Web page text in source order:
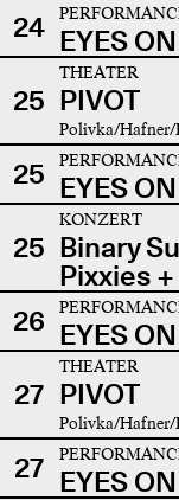
24 EYES
25
THEATER
PIVOT
Polivka/Hafner/
25 EYES
25
KONZERT
Binary
Pixxies
26 EYES
27
THEATER
PIVOT
Polivka/Hafner/
27 EYES